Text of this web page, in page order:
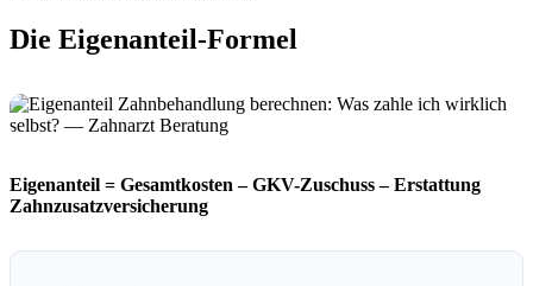
Die Eigenanteil-Formel
Eigenanteil = Gesamtkosten – GKV-Zuschuss – Erstattung
Zahnzusatzversicherung